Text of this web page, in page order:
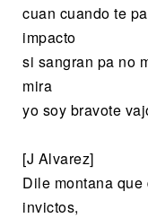
cuan cuando te
impacto
si sangran pa no
mira
yo soy bravote
[J Alvarez]
Dile montana
invictos,